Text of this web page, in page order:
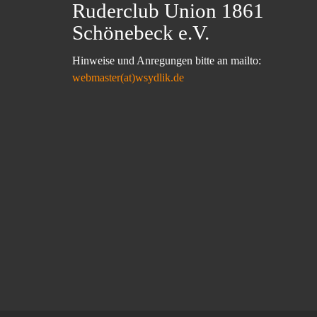
Ruderclub Union 1861
Schönebeck e.V.
Hinweise und Anregungen bitte an mailto:
webmaster(at)wsydlik.de